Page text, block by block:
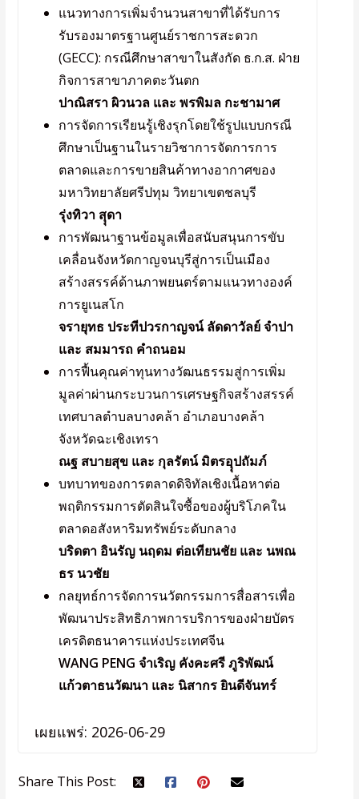
แนวทางการเพิ่มจํานวนสาขาที่ได้รับการ
รับรองมาตรฐานศูนย์ราชการสะดวก
(GECC): กรณีศึกษาสาขาในสังกัด ธ.ก.ส. ฝ่าย
กิจการสาขาภาคตะวันตก
ปาณิสรา ผิวนวล และ พรพิมล กะชามาศ
การจัดการเรียนรู้เชิงรุกโดยใช้รูปแบบกรณี
ศึกษาเป็นฐานในรายวิชาการจัดการการ
ตลาดและการขายสินค้าทางอากาศของ
มหาวิทยาลัยศรีปทุม วิทยาเขตชลบุรี
รุ่งทิวา สุุดา
การพัฒนาฐานข้อมูลเพื่อสนับสนุนการขับ
เคลื่อนจังหวัดกาญจนบุรีสู่การเป็นเมือง
สร้างสรรค์ด้านภาพยนตร์ตามแนวทางองค์
การยูเนสโก
จรายุทธ ประทีปวรกาญจน์ ลัดดาวัลย์ จําปา
และ สมมารถ คําถนอม
การฟื้นคุณค่าทุนทางวัฒนธรรมสู่การเพิ่ม
มูลค่าผ่านกระบวนการเศรษฐกิจสร้างสรรค์
เทศบาลตําบลบางคล้า อําเภอบางคล้า
จังหวัดฉะเชิงเทรา
ณฐ สบายสุข และ กุลรัตน์ มิตรอุุปถัมภ์
บทบาทของการตลาดดิจิทัลเชิงเนื้อหาต่อ
พฤติกรรมการตัดสินใจซื้อของผู้บริโภคใน
ตลาดอสังหาริมทรัพย์ระดับกลาง
บริดตา อินรัญ นฤดม ต่อเทียนชัย และ นพณ
ธร นวชัย
กลยุทธ์การจัดการนวัตกรรมการสื่อสารเพื่อ
พัฒนาประสิทธิภาพการบริการของฝ่ายบัตร
เครดิตธนาคารแห่งประเทศจีน
WANG PENG จําเริญ คังคะศรี ภูริพัฒน์
แก้วตาธนวัฒนา และ นิสากร ยินดีจันทร์
เผยแพร่: 2026-06-29
Share This Post: